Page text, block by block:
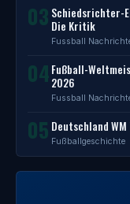
03 Schiedsrichter-
Die Kritik
Fussball
04 Fußball-
2026
Fussball
05 Deutschland
Fußballgeschichte